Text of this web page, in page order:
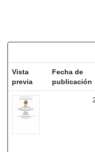
Vista
previa
Fecha de
publicación